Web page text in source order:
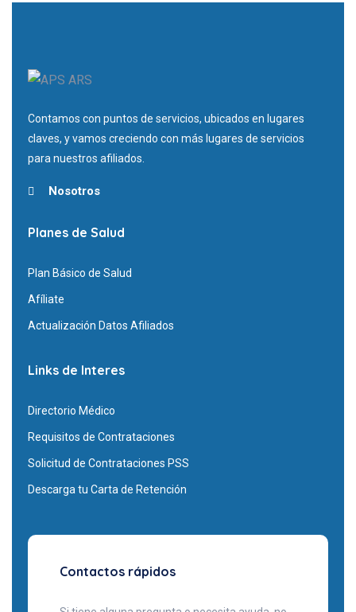
Contamos con puntos de servicios, ubicados en lugares
claves, y vamos creciendo con más lugares de servicios
para nuestros afiliados.
Nosotros
Planes de Salud
Plan Básico de Salud
Afíliate
Actualización Datos Afiliados
Links de Interes
Directorio Médico
Requisitos de Contrataciones
Solicitud de Contrataciones PSS
Descarga tu Carta de Retención
Contactos rápidos